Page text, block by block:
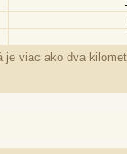
viac ako dva